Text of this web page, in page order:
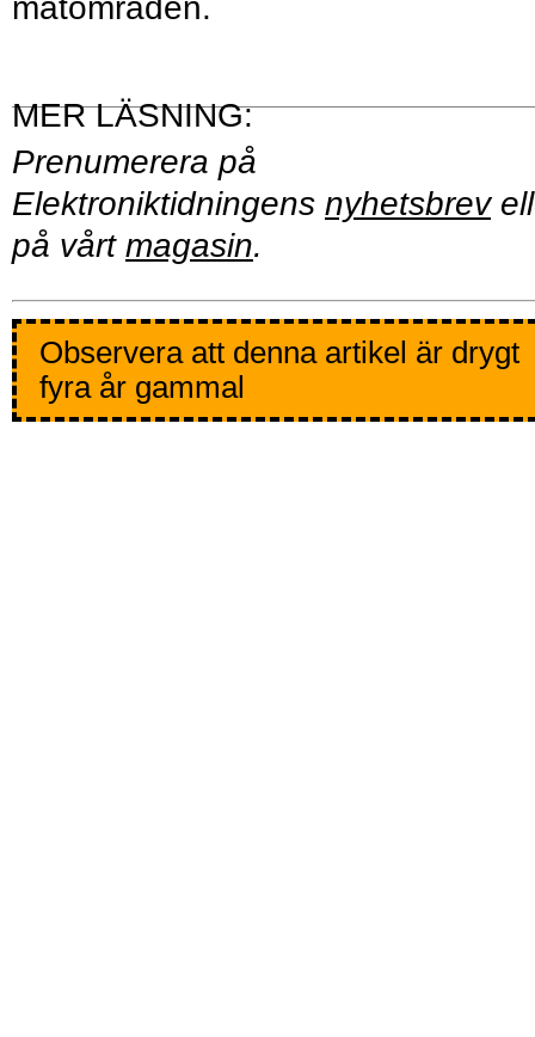
mätområden.
Prenumerera på
Elektroniktidningens nyhetsbrev
på vårt magasin.
Observera att denna artikel är drygt
fyra år gammal